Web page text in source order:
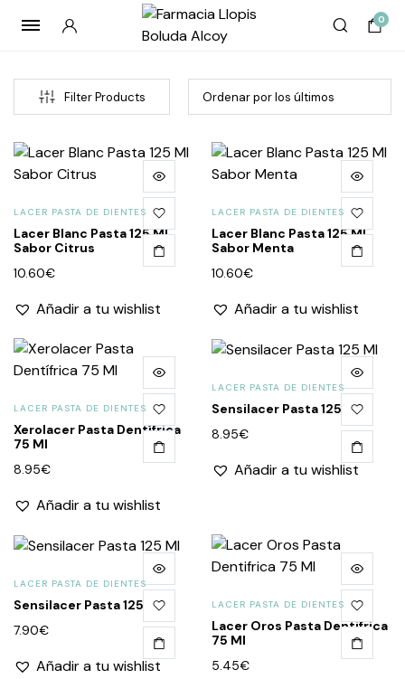
0
Filter Products
LACER PASTA DE DIENTES
Lacer Blanc Pasta 125 Ml
Sabor Citrus
10.60€
Añadir a tu wishlist
LACER PASTA DE DIENTES
Lacer Blanc Pasta 125 Ml
Sabor Menta
10.60€
Añadir a tu wishlist
LACER PASTA DE DIENTES
Xerolacer Pasta Dentífrica
75 Ml
8.95€
Añadir a tu wishlist
LACER PASTA DE DIENTES
Sensilacer Pasta 125 Ml
8.95€
Añadir a tu wishlist
LACER PASTA DE DIENTES
Sensilacer Pasta 125 Ml
7.90€
Añadir a tu wishlist
LACER PASTA DE DIENTES
Lacer Oros Pasta Dentifrica
75 Ml
5.45€